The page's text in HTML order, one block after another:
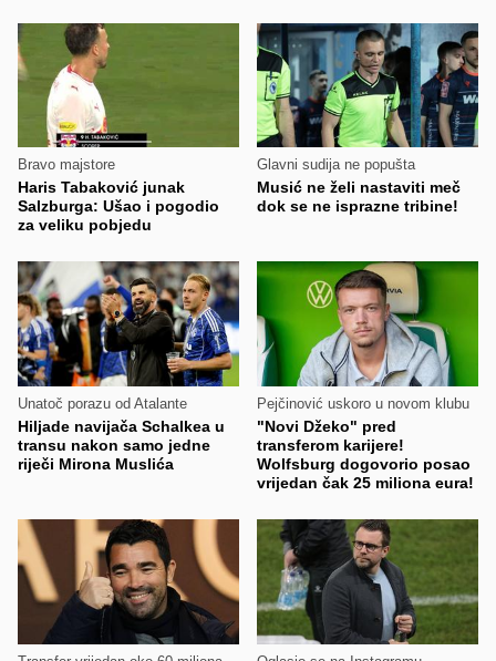
Bravo majstore
Haris Tabaković junak
Salzburga: Ušao i pogodio
za veliku pobjedu
Glavni sudija ne popušta
Musić ne želi nastaviti meč
dok se ne isprazne tribine!
Unatoč porazu od Atalante
Hiljade navijača Schalkea u
transu nakon samo jedne
riječi Mirona Muslića
Pejčinović uskoro u novom klubu
"Novi Džeko" pred
transferom karijere!
Wolfsburg dogovorio posao
vrijedan čak 25 miliona eura!